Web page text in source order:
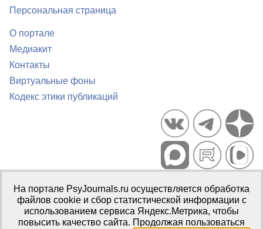
Персональная страница
О портале
Медиакит
Контакты
Виртуальные фоны
Кодекс этики публикаций
Портал психологических изданий PsyJournals.ru, 2007–2026
Правила использования материалов
Свидетельство регистрации СМИЭл № ФС77-66447 от 14 июля
2016 г.
На портале PsyJournals.ru осуществляется обработка
файлов cookie и сбор статистической информации с
использованием сервиса Яндекс.Метрика, чтобы
повысить качество сайта. Продолжая пользоваться